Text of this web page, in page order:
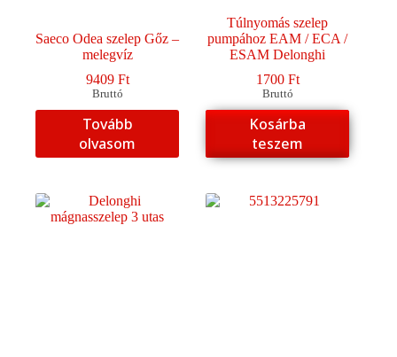
Saeco Odea szelep Gőz –
melegvíz
9409 Ft
Bruttó
Tovább
olvasom
Túlnyomás szelep
pumpához EAM / ECA /
ESAM Delonghi
1700 Ft
Bruttó
Kosárba
teszem